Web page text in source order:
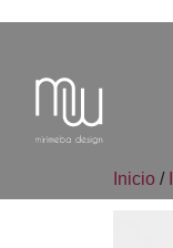
Inicio /